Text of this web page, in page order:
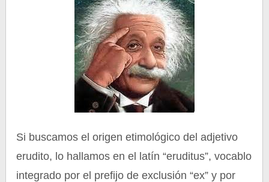
Si buscamos el origen etimológico del adjetivo
erudito, lo hallamos en el latín “eruditus”, vocablo
integrado por el prefijo de exclusión “ex” y por